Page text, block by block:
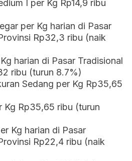
I per Kg Rp14,9 ribu
per Kg harian di Pasar
Rp32,3 ribu (naik
harian di Pasar Tradisional
ribu (turun 8.7%)
Sedang per Kg Rp35,65
Kg Rp35,65 ribu (turun
Kg harian di Pasar
Rp22,4 ribu (naik